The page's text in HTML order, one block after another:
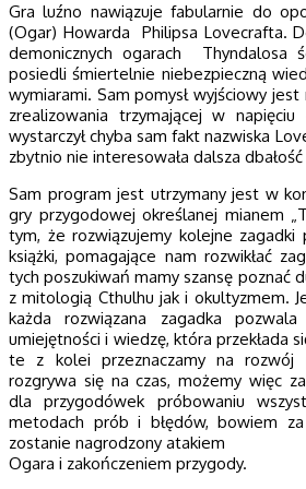
Gra luźno nawiązuje fabularnie do
(Ogar) Howarda Philipsa Lovecrafta.
demonicznych ogarach Thyndalosa
posiedli śmiertelnie niebezpieczną
wymiarami. Sam pomysł wyjściowy
zrealizowania trzymającej w
wystarczył chyba sam fakt nazwiska
zbytnio nie interesowała dalsza
Sam program jest utrzymany jest w
gry przygodowej określanej mianem
tym, że rozwiązujemy kolejne zagadki
książki, pomagające nam rozwikłać
tych poszukiwań mamy szansę poznać
z mitologią Cthulhu jak i okultyzmem.
każda rozwiązana zagadka
umiejętności i wiedzę, która przekłada
te z kolei przeznaczamy na rozwój
rozgrywa się na czas, możemy więc
dla przygodówek próbowaniu
metodach prób i błędów, bowiem
zostanie nagrodzony atakiem
Ogara i zakończeniem przygody.